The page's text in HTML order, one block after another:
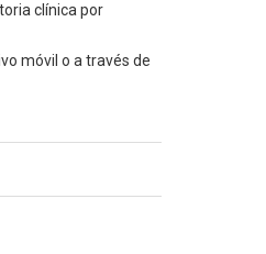
clínica por
móvil o a través de